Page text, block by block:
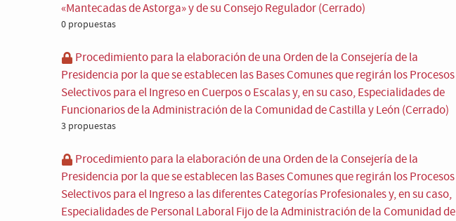
«Mantecadas de Astorga» y de su Consejo Regulador (Cerrado)
0 propuestas
Procedimiento para la elaboración de una Orden de la Consejería de la
Presidencia por la que se establecen las Bases Comunes que regirán los Procesos
Selectivos para el Ingreso en Cuerpos o Escalas y, en su caso, Especialidades de
Funcionarios de la Administración de la Comunidad de Castilla y León (Cerrado)
3 propuestas
Procedimiento para la elaboración de una Orden de la Consejería de la
Presidencia por la que se establecen las Bases Comunes que regirán los Procesos
Selectivos para el Ingreso a las diferentes Categorías Profesionales y, en su caso,
Especialidades de Personal Laboral Fijo de la Administración de la Comunidad de